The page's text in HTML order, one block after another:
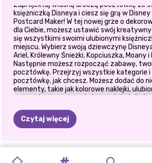
Zaprojektuj własną uroczą pocztówkę ze
księżniczką Disneya i ciesz się grą w
Postcard Maker! W tej nowej grze o
dla Ciebie, możesz ustawić swój
się wszystkimi swoimi ulubionymi
miejscu. Wybierz swoją dziewczynę
Ariel, Królewny Śnieżki, Kopciuszka, Moany i
Następnie możesz rozpocząć zabawę,
pocztówkę. Przejrzyj wszystkie kategorie i
pocztówkę, jak chcesz. Możesz dodać do
elementy, takie jak kolorowe naklejki,
oraz wybrać reprezentatywny tekst dla
i strój. Baw się uroczymi ramkami, kolorami
wybierając ich położenie na pocztówce.
możesz wydrukować swoją uroczą
znajomym lub rodzinie. Oni też to
Czytaj więcej
UPIORNY
POLINEZYJSKA KSIĘŻNICZKI
WYZWANIE